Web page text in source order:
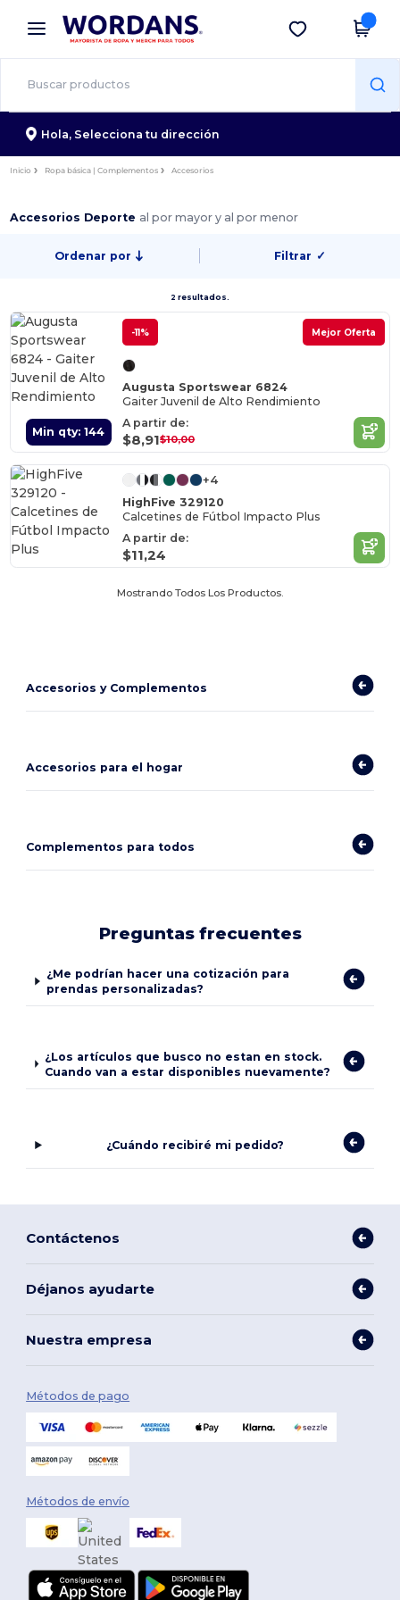
× App de Wordans
¡Mejores precios en app!
Descargar app
Hola, Selecciona tu dirección
Inicio Ropa básica | Complementos Accesorios
Accesorios Deporte al por mayor y al por menor
Ordenar por Filtrar ✓
2 resultados.
Min qty: 144
-11% Mejor Oferta
Augusta Sportswear 6824
Gaiter Juvenil de Alto Rendimiento
A partir de:
$8,91$10,00
+4
HighFive 329120
Calcetines de Fútbol Impacto Plus
A partir de:
$11,24
Mostrando Todos Los Productos.
Accesorios y Complementos
Accesorios para el hogar
Complementos para todos
Preguntas frecuentes
¿Me podrían hacer una cotización para
prendas personalizadas?
¿Los artículos que busco no estan en stock.
Cuando van a estar disponibles nuevamente?
¿Cuándo recibiré mi pedido?
Contáctenos
Déjanos ayudarte
Nuestra empresa
Métodos de pago
Métodos de envío